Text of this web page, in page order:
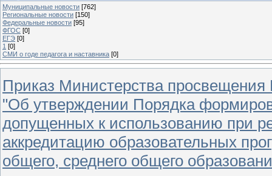
Муниципальные новости [762]
Региональные новости [150]
Федеральные новости [95]
ФГОС [0]
ЕГЭ [0]
1 [0]
СМИ о годе педагога и наставника [0]
Приказ Министерства
"Об утверждении Порядка
допущенных к использованию при
аккредитацию образовательных
общего, среднего общего